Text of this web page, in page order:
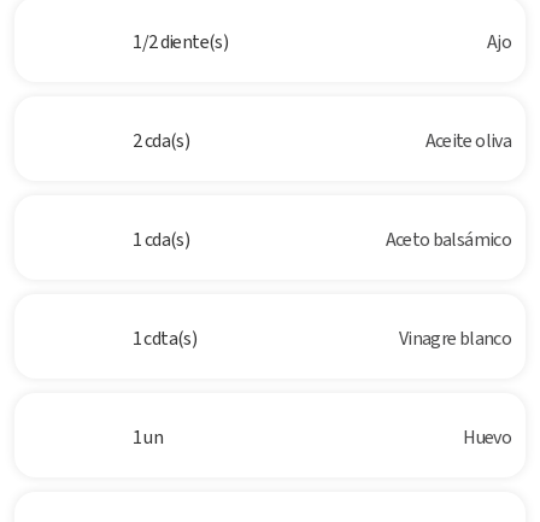
1/2 diente(s) Ajo
2 cda(s) Aceite oliva
1 cda(s) Aceto balsámico
1 cdta(s) Vinagre blanco
1 un Huevo